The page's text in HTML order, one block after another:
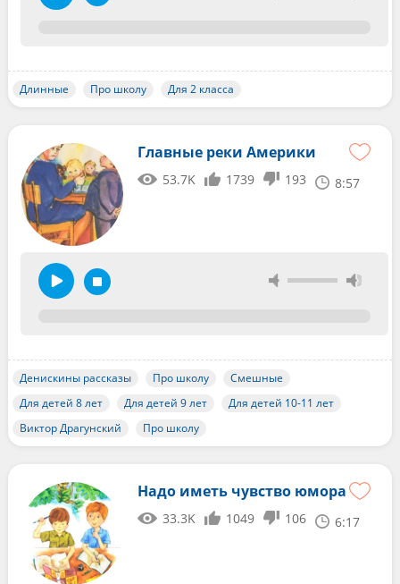
Длинные Про школу Для 2 класса
Главные реки Америки
53.7K 1739 193 8:57
Денискины рассказы Про школу
Смешные
Для детей 8 лет
Для детей 9 лет
Для детей 10-11 лет
Виктор Драгунский
Про школу
Надо иметь чувство юмора
33.3K 1049 106 6:17